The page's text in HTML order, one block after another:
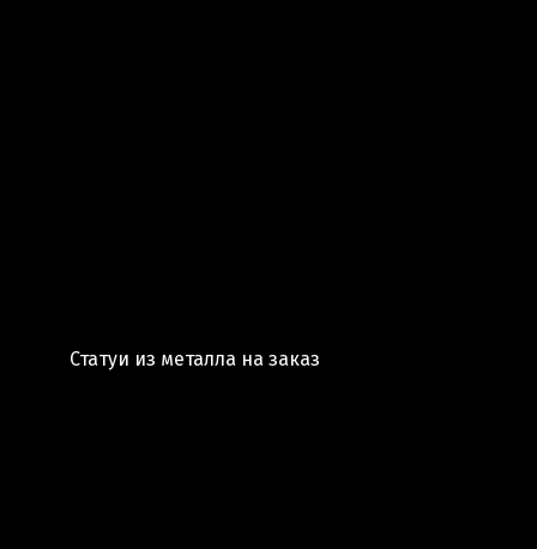
Статуи из металла на заказ